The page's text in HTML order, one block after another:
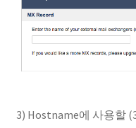
3) Hostname에 사용할